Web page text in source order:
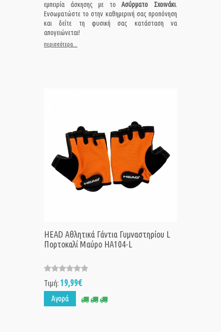
εμπειρία άσκησης με τοΑσύρματο Σχοινάκι.
Ενσωματώστε το στην καθημερινή σας προπόνηση
και δείτε τη φυσική σας κατάσταση να
απογειώνεται!
περισσότερα...
HEAD Αθλητικά Γάντια Γυμναστηρίου L
Πορτοκαλί Μαύρο HA104-L
Τιμή: 19,99€
Αγορά